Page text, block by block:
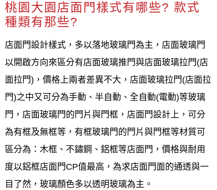
桃園大園店面門樣式有哪些? 款式
種類有那些?
店面門設計樣式，多以落地玻璃門為主，店面玻璃門
以開啟方向來區分有店面玻璃推門與店面玻璃拉門(店
面拉門)，價格上兩者差異不大，店面玻璃拉門(店面拉
門)之中又可分為手動、半自動、全自動(電動)等玻璃
門，店面玻璃門的門片與門框，店面門設計上，可分
為有框及無框等，有框玻璃門的門片與門框等材質可
區分為：木框、不鏽鋼、鋁框等店面門，價格與耐用
度以鋁框店面門CP值最高，為求店面門面的通透與一
目了然，玻璃顏色多以透明玻璃為主。